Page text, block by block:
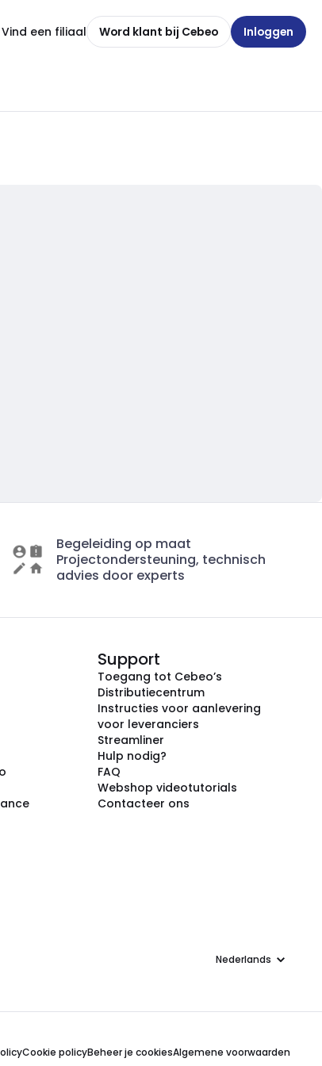
Vind een filiaal Word klant bij Cebeo Inloggen
Begeleiding op maat
Projectondersteuning, technisch
advies door experts
Support
Toegang tot Cebeo’s
Distributiecentrum
Instructies voor aanlevering
voor leveranciers
Streamliner
Hulp nodig?
FAQ
Webshop videotutorials
Contacteer ons
Taal
Cookie policyBeheer je cookiesAlgemene voorwaarden